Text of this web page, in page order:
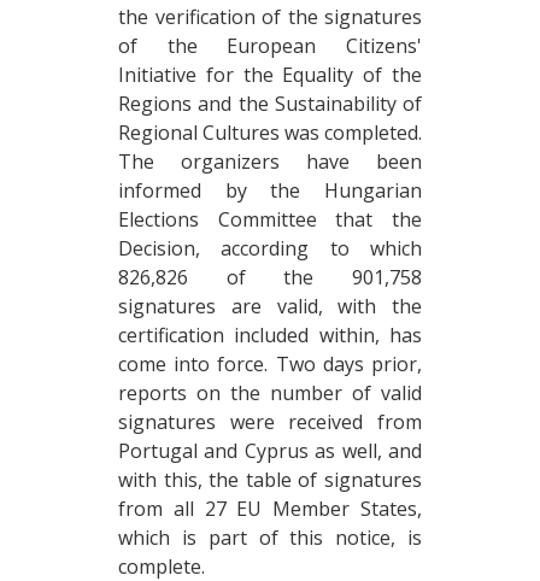
the verification of the signatures
of the European Citizens'
Initiative for the Equality of the
Regions and the Sustainability of
Regional Cultures was completed.
The organizers have been
informed by the Hungarian
Elections Committee that the
Decision, according to which
826,826 of the 901,758
signatures are valid, with the
certification included within, has
come into force. Two days prior,
reports on the number of valid
signatures were received from
Portugal and Cyprus as well, and
with this, the table of signatures
from all 27 EU Member States,
which is part of this notice, is
complete.